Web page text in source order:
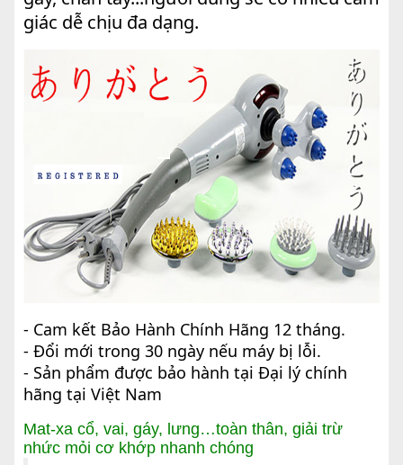
giác dễ chịu đa dạng.
- Cam kết Bảo Hành Chính Hãng 12 tháng.
- Đổi mới trong 30 ngày nếu máy bị lỗi.
- Sản phẩm được bảo hành tại Đại lý chính
hãng tại Việt Nam
Mat-xa cổ, vai, gáy, lưng…toàn thân, giải trừ
nhức mỏi cơ khớp nhanh chóng